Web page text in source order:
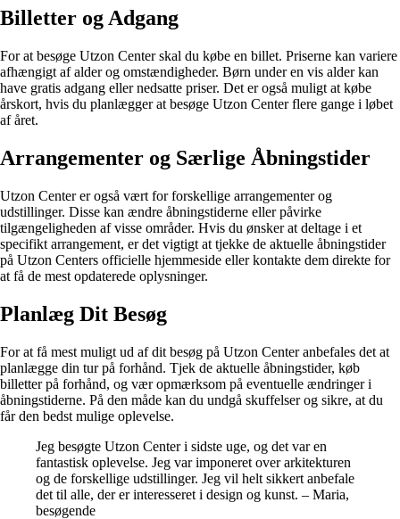
Billetter og Adgang
For at besøge Utzon Center skal du købe en billet. Priserne kan variere
afhængigt af alder og omstændigheder. Børn under en vis alder kan
have gratis adgang eller nedsatte priser. Det er også muligt at købe
årskort, hvis du planlægger at besøge Utzon Center flere gange i løbet
af året.
Arrangementer og Særlige Åbningstider
Utzon Center er også vært for forskellige arrangementer og
udstillinger. Disse kan ændre åbningstiderne eller påvirke
tilgængeligheden af visse områder. Hvis du ønsker at deltage i et
specifikt arrangement, er det vigtigt at tjekke de aktuelle åbningstider
på Utzon Centers officielle hjemmeside eller kontakte dem direkte for
at få de mest opdaterede oplysninger.
Planlæg Dit Besøg
For at få mest muligt ud af dit besøg på Utzon Center anbefales det at
planlægge din tur på forhånd. Tjek de aktuelle åbningstider, køb
billetter på forhånd, og vær opmærksom på eventuelle ændringer i
åbningstiderne. På den måde kan du undgå skuffelser og sikre, at du
får den bedst mulige oplevelse.
Jeg besøgte Utzon Center i sidste uge, og det var en
fantastisk oplevelse. Jeg var imponeret over arkitekturen
og de forskellige udstillinger. Jeg vil helt sikkert anbefale
det til alle, der er interesseret i design og kunst. – Maria,
besøgende